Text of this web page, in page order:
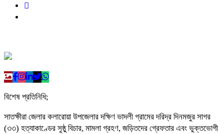
বিশেষ প্রতিনিধি;
সাতক্ষীরা জেলার কলারোয়া উপজেলার দক্ষিণ ভাদলী গ্রামের দরিদ্র দিনমজুর সাগর
(৩৩) হত্যাকাণ্ডের সুষ্ঠু বিচার, মামলা গ্রহণ, জড়িতদের গ্রেফতার এবং ভুক্তভোগী